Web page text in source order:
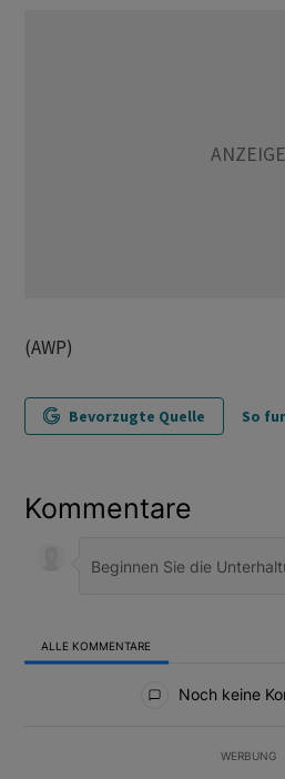
(AWP)
Bevorzugte Quelle So
Kommentare
ALLE KOMMENTARE
Noch keine
WERBUNG